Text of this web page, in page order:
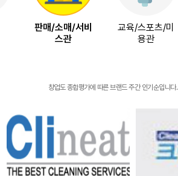
판매/소매/서비
스관
교육/스포츠/미
용관
창업도 종합평가에 따른 브랜드 주간 인기순입니다.